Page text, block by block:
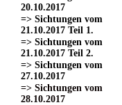
20.10.2017
=> Sichtungen vom
21.10.2017 Teil 1.
=> Sichtungen vom
21.10.2017 Teil 2.
=> Sichtungen vom
27.10.2017
=> Sichtungen vom
28.10.2017